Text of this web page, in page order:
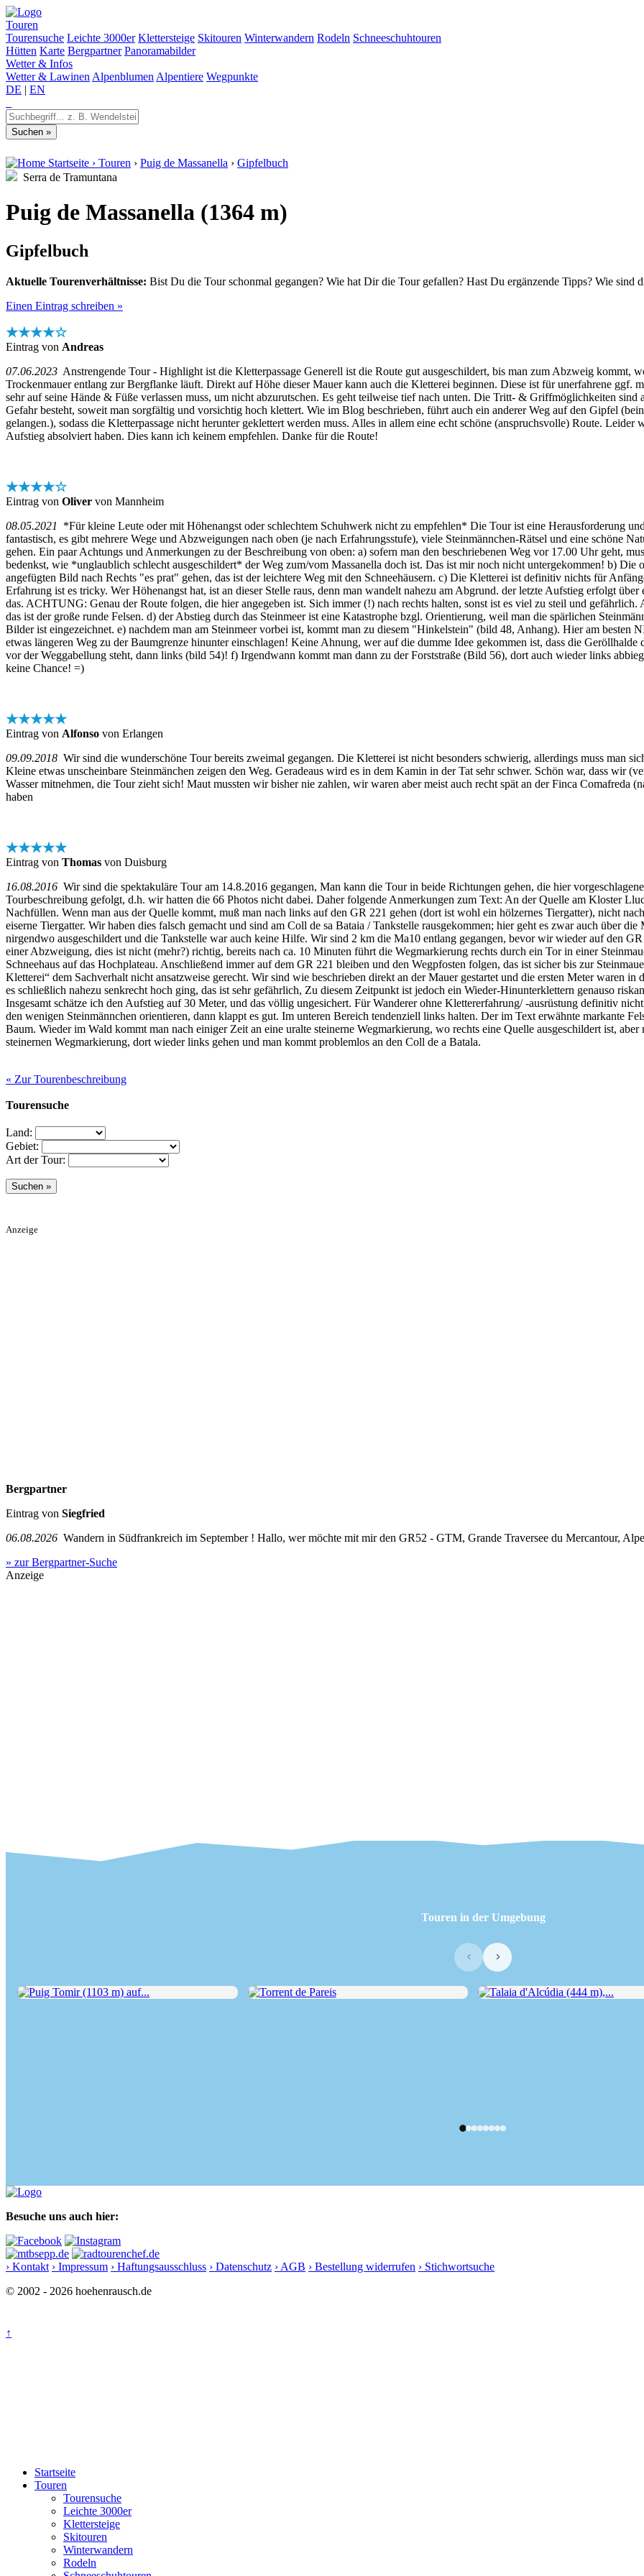
Touren
Tourensuche Leichte 3000er Klettersteige Skitouren Winterwandern Rodeln Schneeschuhtouren
Hütten Karte Bergpartner Panoramabilder
Wetter & Infos
Wetter & Lawinen Alpenblumen Alpentiere Wegpunkte
DE | EN
Startseite › Touren › Puig de Massanella › Gipfelbuch
Serra de Tramuntana
Puig de Massanella (1364 m)
Gipfelbuch
Aktuelle Tourenverhältnisse: Bist Du die Tour schonmal gegangen? Wie hat Dir die Tour gefallen? Hast Du ergänzende Tipps? Wie sind
Einen Eintrag schreiben »
★★★★☆
Eintrag von Andreas
07.06.2023 Anstrengende Tour - Highlight ist die Kletterpassage Generell ist die Route gut ausgeschildert, bis man zum Abzweig kommt,
Trockenmauer entlang zur Bergflanke läuft. Direkt auf Höhe dieser Mauer kann auch die Kletterei beginnen. Diese ist für unerfahrene ggf.
sehr auf seine Hände & Füße verlassen muss, um nicht abzurutschen. Es geht teilweise tief nach unten. Die Tritt- & Griffmöglichkeiten
Gefahr besteht, soweit man sorgfältig und vorsichtig hoch klettert. Wie im Blog beschrieben, führt auch ein anderer Weg auf den Gipfel
gelangen.), sodass die Kletterpassage nicht herunter geklettert werden muss. Alles in allem eine echt schöne (anspruchsvolle) Route.
Aufstieg absolviert haben. Dies kann ich keinem empfehlen. Danke für die Route!
★★★★☆
Eintrag von Oliver von Mannheim
08.05.2021
*Für kleine Leute oder mit Höhenangst oder schlechtem Schuhwerk nicht zu empfehlen* Die Tour ist eine Herausforderung
fantastisch, es gibt mehrere Wege und Abzweigungen nach oben (je nach Erfahrungsstufe), viele Steinmännchen-Rätsel und eine schöne
gehen. Ein paar Achtungs und Anmerkungen zu der Beschreibung von oben: a) sofern man den beschriebenen Weg vor 17.00 Uhr geht,
bedenkst, wie *unglaublich schlecht ausgeschildert* der Weg zum/vom Massanella doch ist. Das ist mir noch nicht untergekommen! b) Die
angefügten Bild nach Rechts "es prat" gehen, das ist der leichtere Weg mit den Schneehäusern. c) Die Kletterei ist definitiv nichts für
Erfahrung ist es tricky. Wer Höhenangst hat, ist an dieser Stelle raus, denn man wandelt nahezu am Abgrund. der letzte Aufstieg erfolgt
das. ACHTUNG: Genau der Route folgen, die hier angegeben ist. Sich immer (!) nach rechts halten, sonst ist es viel zu steil und
das ist der große runde Felsen. d) der Abstieg durch das Steinmeer ist eine Katastrophe bzgl. Orientierung, weil man die spärlichen
Bilder ist eingezeichnet. e) nachdem man am Steinmeer vorbei ist, kommt man zu diesem "Hinkelstein" (bild 48, Anhang). Hier am besten
etwas längeren Weg zu der Baumgrenze hinunter einschlagen! Keine Ahnung, wer auf die dumme Idee gekommen ist, dass die
vor der Weggabellung steht, dann links (bild 54)! f) Irgendwann kommt man dann zu der Forststraße (Bild 56), dort auch wieder links
keine Chance! =)
★★★★★
Eintrag von Alfonso von Erlangen
09.09.2018 Wir sind die wunderschöne Tour bereits zweimal gegangen. Die Kletterei ist nicht besonders schwierig, allerdings muss man
Kleine etwas unscheinbare Steinmänchen zeigen den Weg. Geradeaus wird es in dem Kamin in der Tat sehr schwer. Schön war, dass wir
Wasser mitnehmen, die Tour zieht sich! Maut mussten wir bisher nie zahlen, wir waren aber meist auch recht spät an der Finca Comafreda
haben
★★★★★
Eintrag von Thomas von Duisburg
16.08.2016 Wir sind die spektakuläre Tour am 14.8.2016 gegangen, Man kann die Tour in beide Richtungen gehen, die hier
Tourbeschreibung gefolgt, d.h. wir hatten die 66 Photos nicht dabei. Daher folgende Anmerkungen zum Text: An der Quelle am Kloster
Nachfüllen. Wenn man aus der Quelle kommt, muß man nach links auf den GR 221 gehen (dort ist wohl ein hölzernes Tiergatter), nicht
eiserne Tiergatter. Wir haben dies falsch gemacht und sind am Coll de sa Bataia / Tankstelle rausgekommen; hier geht es zwar auch über
nirgendwo ausgeschildert und die Tankstelle war auch keine Hilfe. Wir sind 2 km die Ma10 entlang gegangen, bevor wir wieder auf den
einer Abzweigung, dies ist nicht (mehr?) richtig, bereits nach ca. 10 Minuten führt die Wegmarkierung rechts durch ein Tor in einer
Schneehaus auf das Hochplateau. Anschließend immer auf dem GR 221 bleiben und den Wegpfosten folgen, das ist sicher bis zur
Kletterei“ dem Sachverhalt nicht ansatzweise gerecht. Wir sind wie beschrieben direkt an der Mauer gestartet und die ersten Meter waren
es schließlich nahezu senkrecht hoch ging, das ist sehr gefährlich, Zu diesem Zeitpunkt ist jedoch ein Wieder-Hinunterklettern genauso
Insgesamt schätze ich den Aufstieg auf 30 Meter, und das völlig ungesichert. Für Wanderer ohne Klettererfahrung/ -ausrüstung definitiv
den wenigen Steinmännchen orientieren, dann klappt es gut. Im unteren Bereich tendenziell links halten. Der im Text erwähnte markante
Baum. Wieder im Wald kommt man nach einiger Zeit an eine uralte steinerne Wegmarkierung, wo rechts eine Quelle ausgeschildert ist,
steinernen Wegmarkierung, dort wieder links gehen und man kommt problemlos an den Coll de a Batala.
« Zur Tourenbeschreibung
Tourensuche
Land:
Gebiet:
Art der Tour:
Anzeige
Bergpartner
Eintrag von Siegfried
06.08.2026 Wandern in Südfrankreich im September ! Hallo, wer möchte mit mir den GR52 - GTM, Grande Traversee du Mercantour,
» zur Bergpartner-Suche
Anzeige
Touren in der Umgebung
‹ ›
Besuche uns auch hier:
› Kontakt › Impressum › Haftungsausschluss › Datenschutz › AGB › Bestellung widerrufen › Stichwortsuche
© 2002 - 2026 hoehenrausch.de
↑
Startseite
Touren
Tourensuche
Leichte 3000er
Klettersteige
Skitouren
Winterwandern
Rodeln